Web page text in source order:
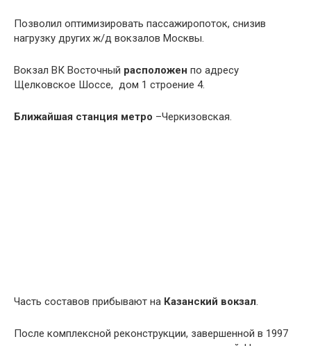
Позволил оптимизировать пассажиропоток, снизив
нагрузку других ж/д вокзалов Москвы.
Вокзал ВК Восточный расположен по адресу
Щелковское Шоссе, дом 1 строение 4.
Ближайшая станция метро –Черкизовская.
Часть составов прибывают на Казанский вокзал
После комплексной реконструкции, завершенной в 1997